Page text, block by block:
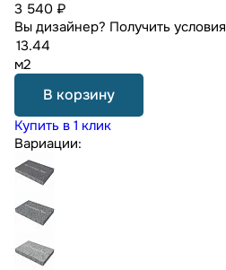
3 540 ₽
Вы дизайнер? Получить условия
м2
В корзину
Купить в 1 клик
Вариации: